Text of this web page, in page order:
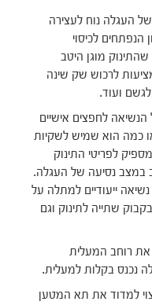
העגלה נוח לעצירה
הנפתחים לכיסוי
מוגן היטב
לרכוש שק שינה
ועוד.
לחפצים אישיים
כמה הוא שמיש לשקיות
לפריטי התינוק
במצב נסיעה של העגלה.
ייעודיים למתלה על
שתייה לתינוק וגם
רוחב המעלית
נכנס בקלות למעלית.
למדוד את תא המטען